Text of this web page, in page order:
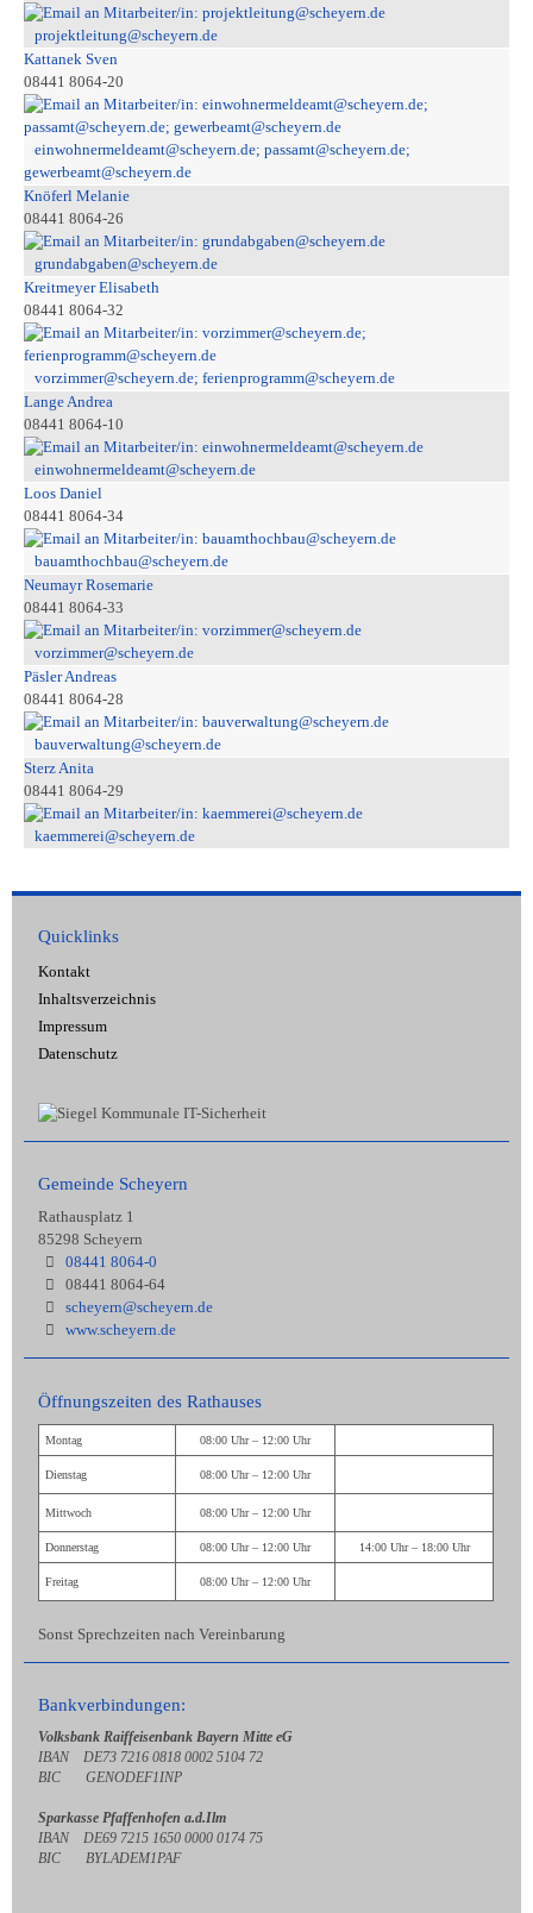
projektleitung@scheyern.de
Kattanek Sven
08441 8064-20
einwohnermeldeamt@scheyern.de; passamt@scheyern.de;
gewerbeamt@scheyern.de
Knöferl Melanie
08441 8064-26
grundabgaben@scheyern.de
Kreitmeyer Elisabeth
08441 8064-32
vorzimmer@scheyern.de; ferienprogramm@scheyern.de
Lange Andrea
08441 8064-10
einwohnermeldeamt@scheyern.de
Loos Daniel
08441 8064-34
bauamthochbau@scheyern.de
Neumayr Rosemarie
08441 8064-33
vorzimmer@scheyern.de
Päsler Andreas
08441 8064-28
bauverwaltung@scheyern.de
Sterz Anita
08441 8064-29
kaemmerei@scheyern.de
Quicklinks
Kontakt
Inhaltsverzeichnis
Impressum
Datenschutz
Gemeinde Scheyern
Rathausplatz 1
85298 Scheyern
08441 8064-0
08441 8064-64
scheyern@scheyern.de
www.scheyern.de
Öffnungszeiten des Rathauses
Montag 08:00 Uhr – 12:00 Uhr
Dienstag 08:00 Uhr – 12:00 Uhr
Mittwoch 08:00 Uhr – 12:00 Uhr
Donnerstag 08:00 Uhr – 12:00 Uhr 14:00 Uhr – 18:00 Uhr
Freitag 08:00 Uhr – 12:00 Uhr
Sonst Sprechzeiten nach Vereinbarung
Bankverbindungen:
Volksbank Raiffeisenbank Bayern Mitte eG
IBAN DE73 7216 0818 0002 5104 72
BIC GENODEF1INP
Sparkasse Pfaffenhofen a.d.Ilm
IBAN DE69 7215 1650 0000 0174 75
BIC BYLADEM1PAF